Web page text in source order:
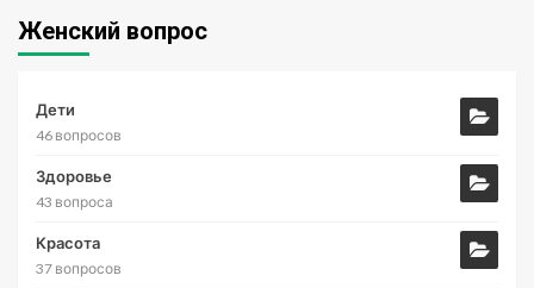
Женский вопрос
Дети
46 вопросов
Здоровье
43 вопроса
Красота
37 вопросов